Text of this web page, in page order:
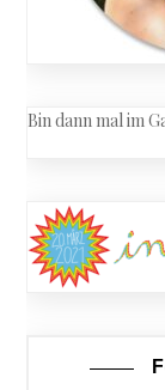
Bin dann mal im